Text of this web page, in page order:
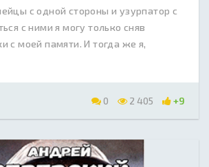
с одной стороны и узурпатор с
с ними я могу только сняв
с моей памяти. И тогда же я,
0 2 405 +9